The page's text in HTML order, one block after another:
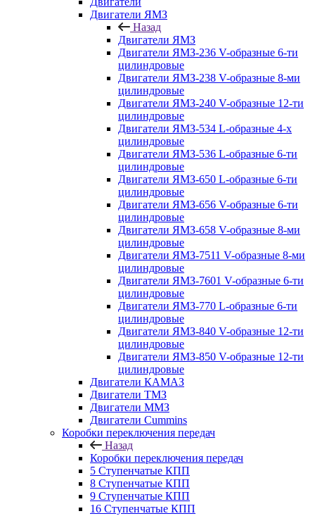
Двигатели ЯМЗ
Назад
Двигатели ЯМЗ
Двигатели ЯМЗ-236 V-образные 6-ти
цилиндровые
Двигатели ЯМЗ-238 V-образные 8-ми
цилиндровые
Двигатели ЯМЗ-240 V-образные 12-ти
цилиндровые
Двигатели ЯМЗ-534 L-образные 4-х
цилиндровые
Двигатели ЯМЗ-536 L-образные 6-ти
цилиндровые
Двигатели ЯМЗ-650 L-образные 6-ти
цилиндровые
Двигатели ЯМЗ-656 V-образные 6-ти
цилиндровые
Двигатели ЯМЗ-658 V-образные 8-ми
цилиндровые
Двигатели ЯМЗ-7511 V-образные 8-ми
цилиндровые
Двигатели ЯМЗ-7601 V-образные 6-ти
цилиндровые
Двигатели ЯМЗ-770 L-образные 6-ти
цилиндровые
Двигатели ЯМЗ-840 V-образные 12-ти
цилиндровые
Двигатели ЯМЗ-850 V-образные 12-ти
цилиндровые
Двигатели КАМАЗ
Двигатели ТМЗ
Двигатели ММЗ
Двигатели Cummins
Коробки переключения передач
Назад
Коробки переключения передач
5 Ступенчатые КПП
8 Ступенчатые КПП
9 Ступенчатые КПП
16 Ступенчатые КПП